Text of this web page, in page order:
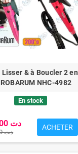
Lisser & à Boucler 2 en
NHC-4982
En stock
27,000 دت
41,000 دت
ACHETER